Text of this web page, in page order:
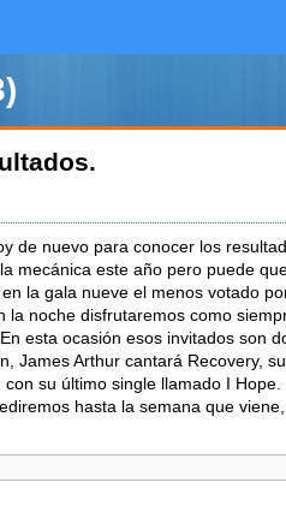
de nuevo para conocer los
mecánica este año pero puede
la gala nueve el menos votado
la noche disfrutaremos como
esta ocasión esos invitados son
James Arthur cantará Recovery,
su último single llamado I
hasta la semana que